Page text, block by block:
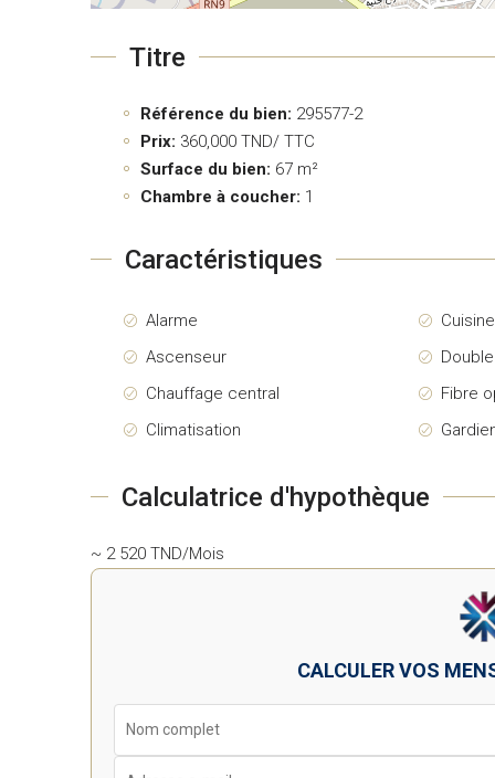
Titre
Référence du bien: 295577-2
Prix: 360,000 TND/ TTC
Surface du bien: 67 m²
Chambre à coucher: 1
Caractéristiques
Alarme
Ascenseur
Chauffage central
Climatisation
Fibre
Calculatrice d'hypothèque
~ 2 520 TND/Mois
CALCULER VOS